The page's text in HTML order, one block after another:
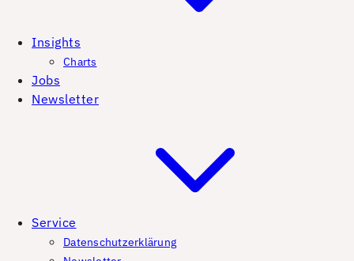
Insights
Charts
Jobs
Newsletter
Service
Datenschutzerklärung